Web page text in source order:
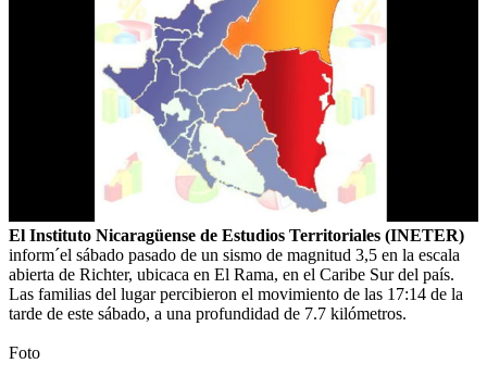
El Instituto Nicaragüense de Estudios Territoriales (INETER)
inform´el sábado pasado de un sismo de magnitud 3,5 en la escala
abierta de Richter, ubicaca en El Rama, en el Caribe Sur del país.
Las familias del lugar percibieron el movimiento de las 17:14 de la
tarde de este sábado, a una profundidad de 7.7 kilómetros.
Foto